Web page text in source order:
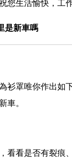
您生活愉快，工
是新車嗎
衫罩唯你作出如
車。
看看是否有裂痕